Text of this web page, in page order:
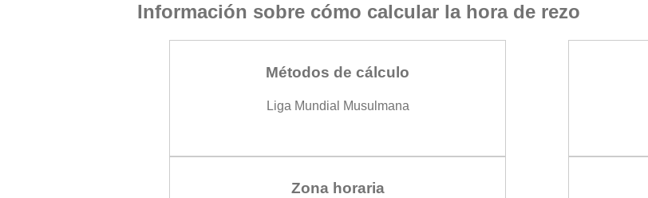
Información sobre cómo calcular la hora de rezo
Métodos de cálculo
Liga Mundial Musulmana
Zona horaria